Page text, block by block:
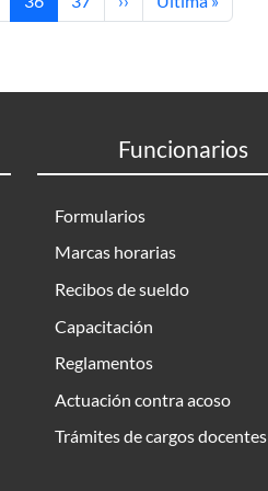
Funcionarios
Formularios
Marcas horarias
Recibos de sueldo
Capacitación
Reglamentos
Actuación contra acoso
Trámites de cargos docentes